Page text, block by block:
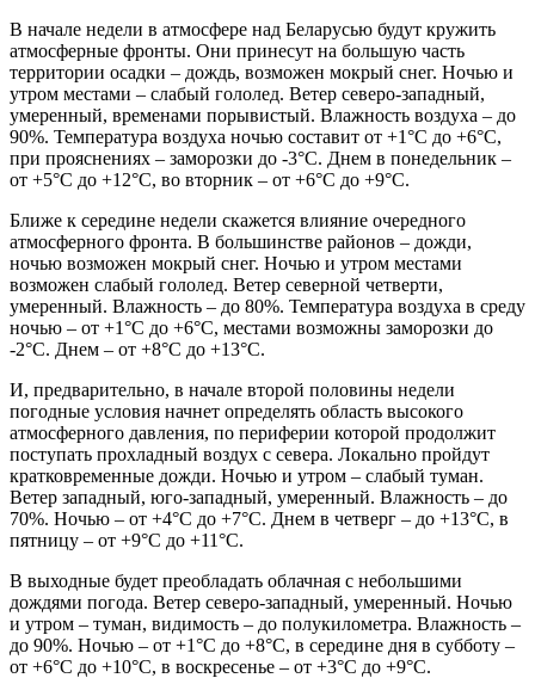
В начале недели в атмосфере над Беларусью будут кружить
атмосферные фронты. Они принесут на большую часть
территории осадки – дождь, возможен мокрый снег. Ночью и
утром местами – слабый гололед. Ветер северо-западный,
умеренный, временами порывистый. Влажность воздуха – до
90%. Температура воздуха ночью составит от +1°С до +6°С,
при прояснениях – заморозки до -3°С. Днем в понедельник –
от +5°С до +12°С, во вторник – от +6°С до +9°С.
Ближе к середине недели скажется влияние очередного
атмосферного фронта. В большинстве районов – дожди,
ночью возможен мокрый снег. Ночью и утром местами
возможен слабый гололед. Ветер северной четверти,
умеренный. Влажность – до 80%. Температура воздуха в среду
ночью – от +1°С до +6°С, местами возможны заморозки до
-2°С. Днем – от +8°С до +13°С.
И, предварительно, в начале второй половины недели
погодные условия начнет определять область высокого
атмосферного давления, по периферии которой продолжит
поступать прохладный воздух с севера. Локально пройдут
кратковременные дожди. Ночью и утром – слабый туман.
Ветер западный, юго-западный, умеренный. Влажность – до
70%. Ночью – от +4°С до +7°С. Днем в четверг – до +13°С, в
пятницу – от +9°С до +11°С.
В выходные будет преобладать облачная с небольшими
дождями погода. Ветер северо-западный, умеренный. Ночью
и утром – туман, видимость – до полукилометра. Влажность –
до 90%. Ночью – от +1°С до +8°С, в середине дня в субботу –
от +6°С до +10°С, в воскресенье – от +3°С до +9°С.